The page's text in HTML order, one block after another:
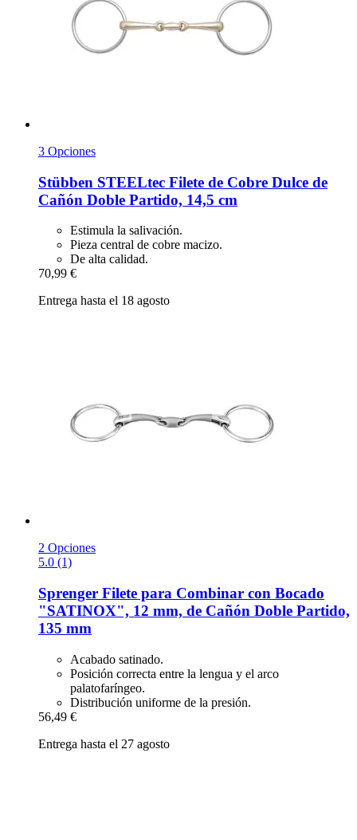
3 Opciones
Stübben STEELtec Filete de Cobre Dulce de
Cañón Doble Partido, 14,5 cm
Estimula la salivación.
Pieza central de cobre macizo.
De alta calidad.
70,99 €
Entrega hasta el 18 agosto
2 Opciones
5.0 (1)
Sprenger Filete para Combinar con Bocado
"SATINOX", 12 mm, de Cañón Doble Partido,
135 mm
Acabado satinado.
Posición correcta entre la lengua y el arco
palatofaríngeo.
Distribución uniforme de la presión.
56,49 €
Entrega hasta el 27 agosto